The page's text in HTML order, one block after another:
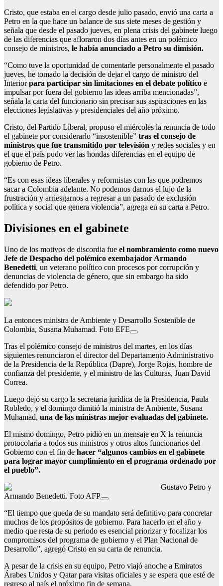
Cristo, que estaba en el cargo desde julio pasado, envió una carta a
Petro en la que hace un balance de sus siete meses de gestión y
señala que desde el pasado jueves, en plena crisis del gabinete luego
de las diferencias que afloraron dos días antes en un polémico
consejo de ministros, le había anunciado a Petro su dimisión.
“Como tuve la oportunidad de comentarle personalmente el pasado
jueves, he tomado la decisión de dejar el cargo de ministro del
Interiorpara participar sin limitaciones en el debate político e
impulsar por fuera del gobierno las ideas arriba mencionadas”,
señala la carta del funcionario sin precisar sus aspiraciones en las
elecciones legislativas y presidenciales del año próximo.
Cristo, del Partido Liberal, propuso el miércoles la renuncia de todo
el gabinete por considerarlo “insostenible” tras el consejo de
ministros que fue transmitido por televisión y redes sociales y en
el que el país pudo ver las hondas diferencias en el equipo de
gobierno de Petro.
“Es con esas ideas liberales y reformistas con las que podremos
sacar a Colombia adelante. No podemos darnos el lujo de la
frustración y arriesgarnos a regresar a un pasado de exclusión
política y social que genera violencia”, agrega en su carta a Petro.
Divisiones en el gabinete
Uno de los motivos de discordia fue el nombramiento como nuevo
Jefe de Despacho del polémico exembajador Armando
Benedetti, un veterano político con procesos por corrupción y
denuncias de violencia de género, que sin embargo ha sido
defendido por Petro.
La entonces ministra de Ambiente y Desarrollo Sostenible de
Colombia, Susana Muhamad. Foto EFE
Tras el polémico consejo de ministros del martes, en los días
siguientes renunciaron el director del Departamento Administrativo
de la Presidencia de la República (Dapre), Jorge Rojas, hombre de
confianza del presidente, y el ministro de las Culturas, Juan David
Correa.
Luego dejó su cargo la secretaria jurídica de la Presidencia, Paula
Robledo, y el domingo dimitió la ministra de Ambiente, Susana
Muhamad, una de las ministras mejor evaluadas del gabinete.
El mismo domingo, Petro pidió en un mensaje en X la renuncia
protocolaria a todos sus ministros y otros altos funcionarios del
Gobierno con el fin de hacer “algunos cambios en el gabinete
para lograr mayor cumplimiento en el programa ordenado por
el pueblo”.
Gustavo Petro y
Armando Benedetti. Foto AFP
“El tiempo que queda de su mandato será definitivo para concretar
muchos de los propósitos de gobierno. Para hacerlo en el año y
medio que resta de su periodo es esencial priorizar y focalizar los
compromisos del programa de gobierno y el Plan Nacional de
Desarrollo”, agregó Cristo en su carta de renuncia.
A pesar de la crisis en su equipo, Petro viajó anoche a Emiratos
Árabes Unidos y Qatar para visitas oficiales y se espera que esté de
regreso al país el próximo fin de semana.